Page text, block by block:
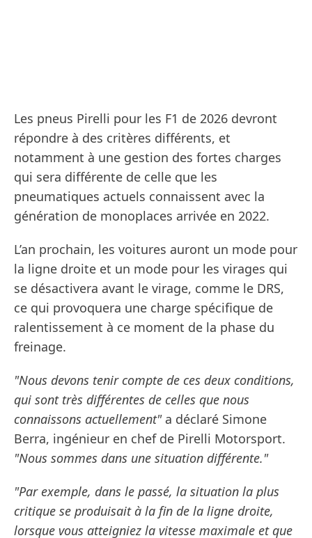
Les pneus Pirelli pour les F1 de 2026 devront
répondre à des critères différents, et
notamment à une gestion des fortes charges
qui sera différente de celle que les
pneumatiques actuels connaissent avec la
génération de monoplaces arrivée en 2022.
L’an prochain, les voitures auront un mode pour
la ligne droite et un mode pour les virages qui
se désactivera avant le virage, comme le DRS,
ce qui provoquera une charge spécifique de
ralentissement à ce moment de la phase du
freinage.
"Nous devons tenir compte de ces deux conditions,
qui sont très différentes de celles que nous
connaissons actuellement" a déclaré Simone
Berra, ingénieur en chef de Pirelli Motorsport.
"Nous sommes dans une situation différente."
"Par exemple, dans le passé, la situation la plus
critique se produisait à la fin de la ligne droite,
lorsque vous atteigniez la vitesse maximale et que